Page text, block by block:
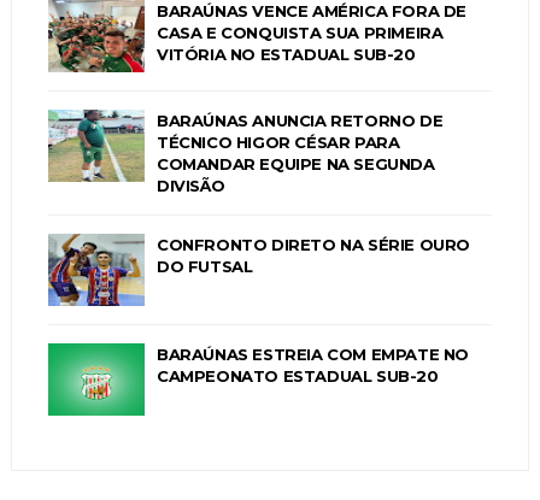
BARAÚNAS VENCE AMÉRICA FORA DE
CASA E CONQUISTA SUA PRIMEIRA
VITÓRIA NO ESTADUAL SUB-20
BARAÚNAS ANUNCIA RETORNO DE
TÉCNICO HIGOR CÉSAR PARA
COMANDAR EQUIPE NA SEGUNDA
DIVISÃO
CONFRONTO DIRETO NA SÉRIE OURO
DO FUTSAL
BARAÚNAS ESTREIA COM EMPATE NO
CAMPEONATO ESTADUAL SUB-20